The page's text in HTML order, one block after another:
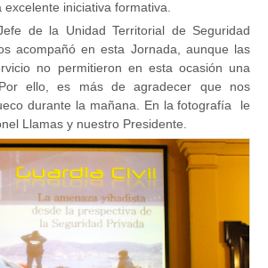
iniciativa formativa.
de la Unidad Territorial de Seguridad
acompañó en esta Jornada, aunque las
no permitieron en esta ocasión una
ello, es más de agradecer que nos
durante la mañana. En la fotografía le
Llamas y nuestro Presidente.